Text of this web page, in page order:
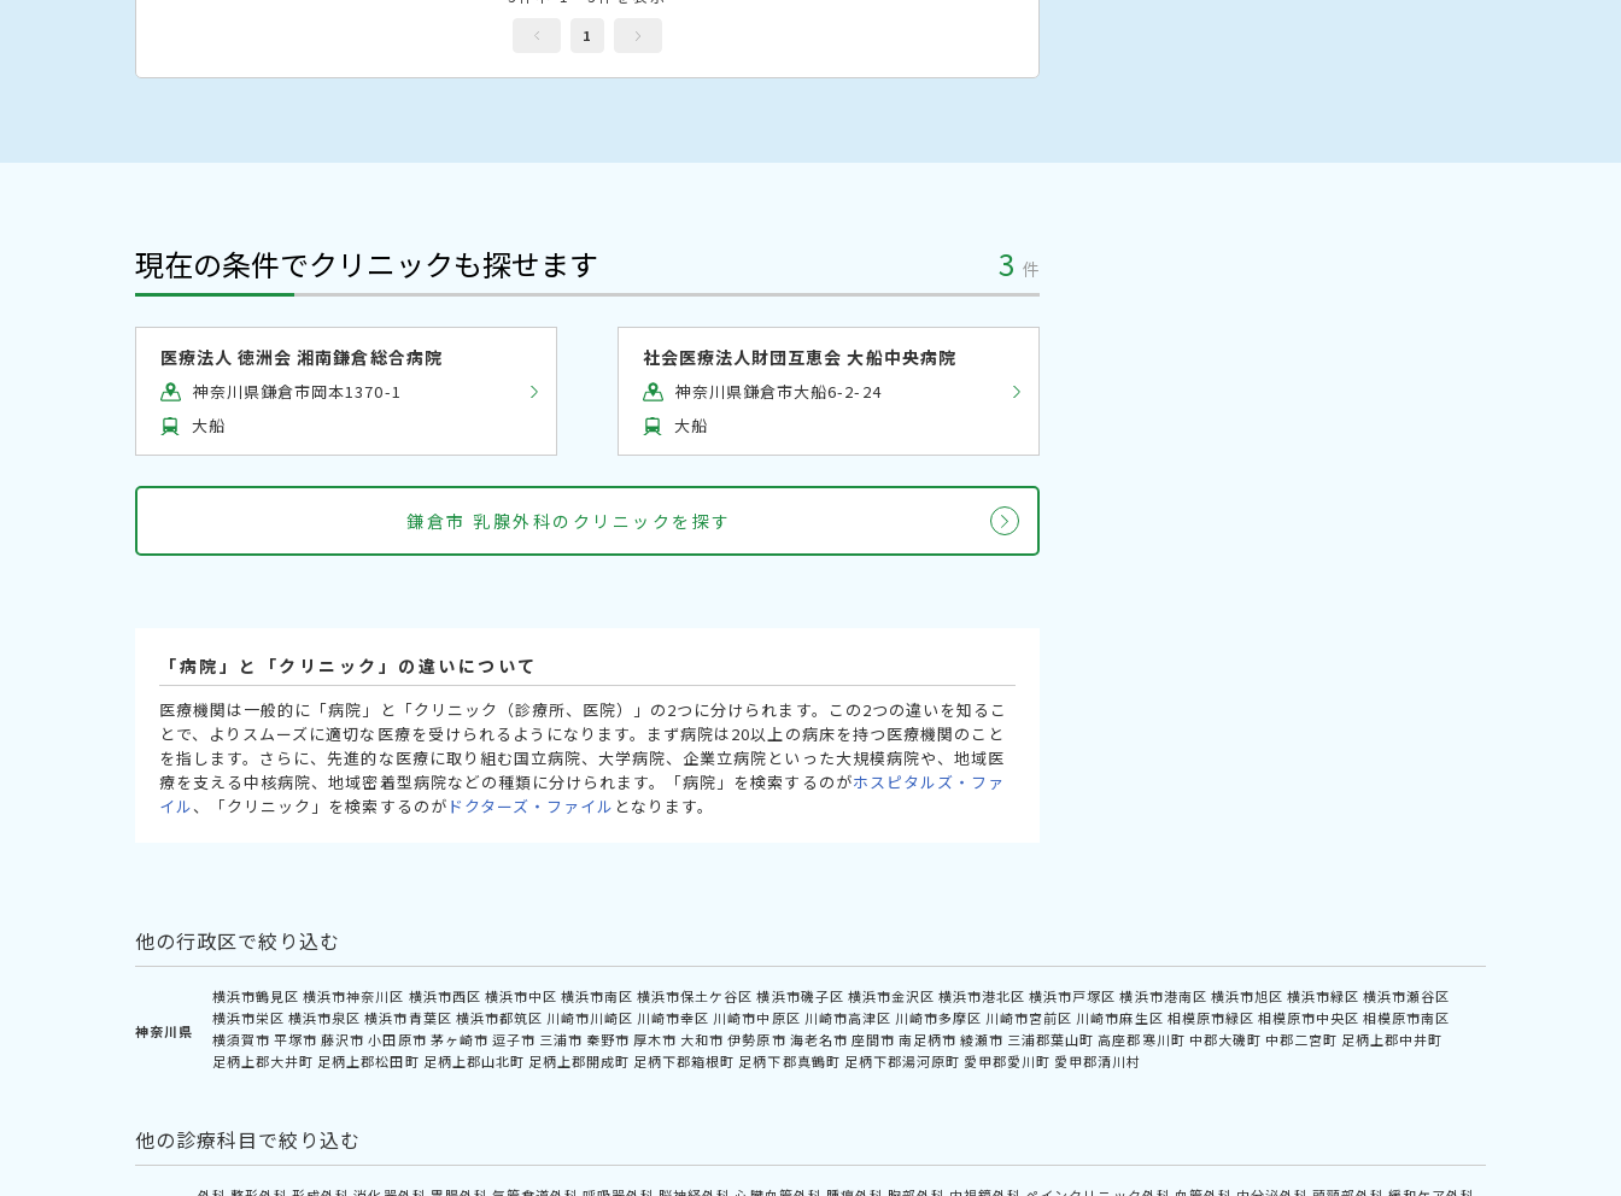
1
現在の条件でクリニックも探せます 3 件
医療法人 徳洲会 湘南鎌倉総合病院
神奈川県鎌倉市岡本1370-1
大船
社会医療法人財団互恵会 大船中央病院
神奈川県鎌倉市大船6-2-24
大船
鎌倉市 乳腺外科のクリニックを探す
「病院」と「クリニック」の違いについて
医療機関は一般的に「病院」と「クリニック（診療所、医院）」の2つに分けられます。この2つの違いを知るこ
とで、よりスムーズに適切な医療を受けられるようになります。まず病院は20以上の病床を持つ医療機関のこと
を指します。さらに、先進的な医療に取り組む国立病院、大学病院、企業立病院といった大規模病院や、地域医
療を支える中核病院、地域密着型病院などの種類に分けられます。「病院」を検索するのがホスピタルズ・ファ
イル、「クリニック」を検索するのが ドクターズ・ファイル となります。
他の行政区で絞り込む
神奈川県
横浜市鶴見区 横浜市神奈川区 横浜市西区 横浜市中区 横浜市南区 横浜市保土ケ谷区 横浜市磯子区 横浜市金沢区 横浜市港北区 横浜市戸塚区 横浜市港南区 横浜市旭区 横浜市緑区 横浜市瀬谷区
横浜市栄区 横浜市泉区 横浜市青葉区 横浜市都筑区 川崎市川崎区 川崎市幸区 川崎市中原区 川崎市高津区 川崎市多摩区 川崎市宮前区 川崎市麻生区 相模原市緑区 相模原市中央区 相模原市南区
横須賀市 平塚市 藤沢市 小田原市 茅ヶ崎市 逗子市 三浦市 秦野市 厚木市 大和市 伊勢原市 海老名市 座間市 南足柄市 綾瀬市 三浦郡葉山町 高座郡寒川町 中郡大磯町 中郡二宮町 足柄上郡中井町
足柄上郡大井町 足柄上郡松田町 足柄上郡山北町 足柄上郡開成町 足柄下郡箱根町 足柄下郡真鶴町 足柄下郡湯河原町 愛甲郡愛川町 愛甲郡清川村
他の診療科目で絞り込む